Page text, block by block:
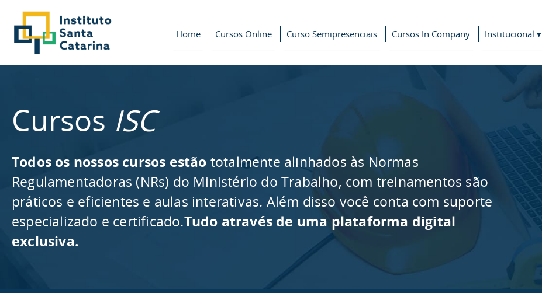
Home Cursos Online Curso Semipresenciais Cursos In Company Institucional ▾
Cursos ISC
Todos os nossos cursos estão totalmente alinhados às Normas
Regulamentadoras (NRs) do Ministério do Trabalho, com treinamentos são
práticos e eficientes e aulas interativas. Além disso você conta com suporte
especializado e certificado.Tudo através de uma plataforma digital
exclusiva.